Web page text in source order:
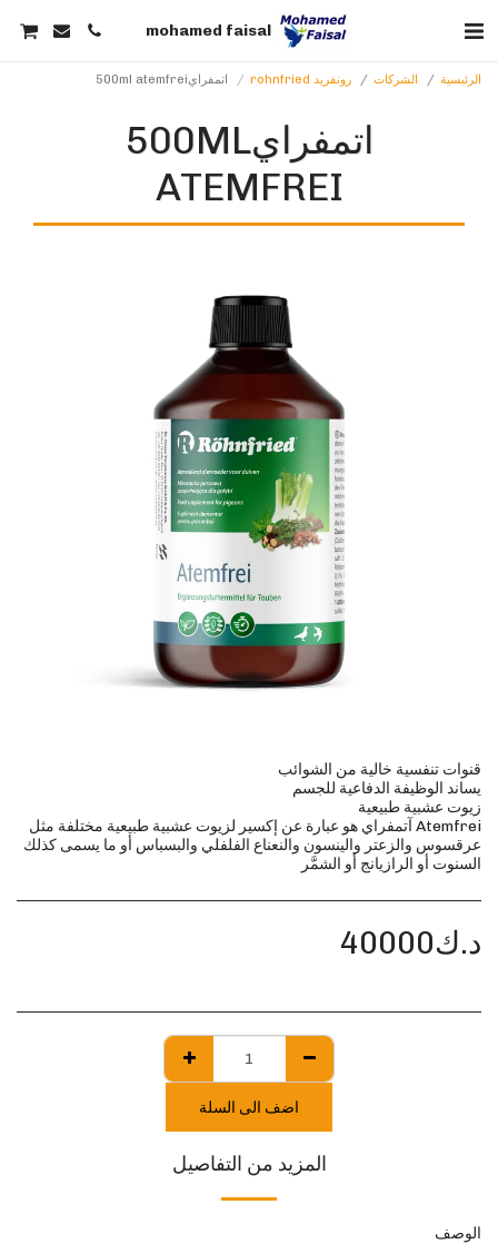
mohamed faisal
الرئيسية الشركات رونفريد rohnfried اتمفراي500ml atemfrei
اتمفراي500ML
ATEMFREI
Atemfrei آتمفراي هو عبارة عن إكسير لزيوت عشبية طبيعية مختلفة مثل
عرقسوس والزعتر والينسون والنعناع الفلفلي والبسباس أو ما يسمى كذلك
السنوت أو الرازيانج أو الشمَّر
د.ك40000
اضف الى السلة
المزيد من التفاصيل
الوصف